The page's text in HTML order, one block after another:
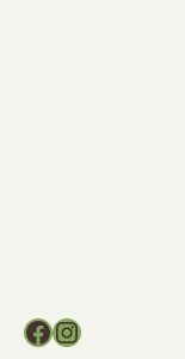
Facebook
Instagram